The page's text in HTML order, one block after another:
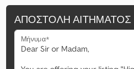
ΑΠΟΣΤΟΛΉ ΑΙΤΉΜΑΤΟΣ
Μήνυμα*